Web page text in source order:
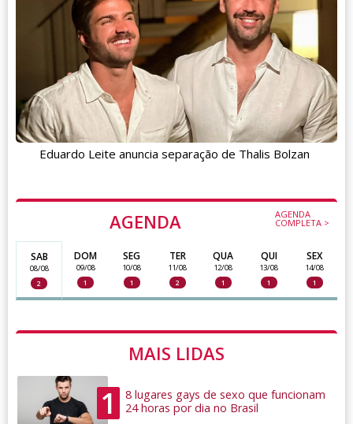
Eduardo Leite anuncia separação de Thalis Bolzan
AGENDA AGENDA
COMPLETA >
SAB
08/08
2
DOM
09/08
1
SEG
10/08
1
TER
11/08
2
QUA
12/08
1
QUI
13/08
1
SEX
14/08
1
MAIS LIDAS
1
8 lugares gays de sexo que funcionam
24 horas por dia no Brasil